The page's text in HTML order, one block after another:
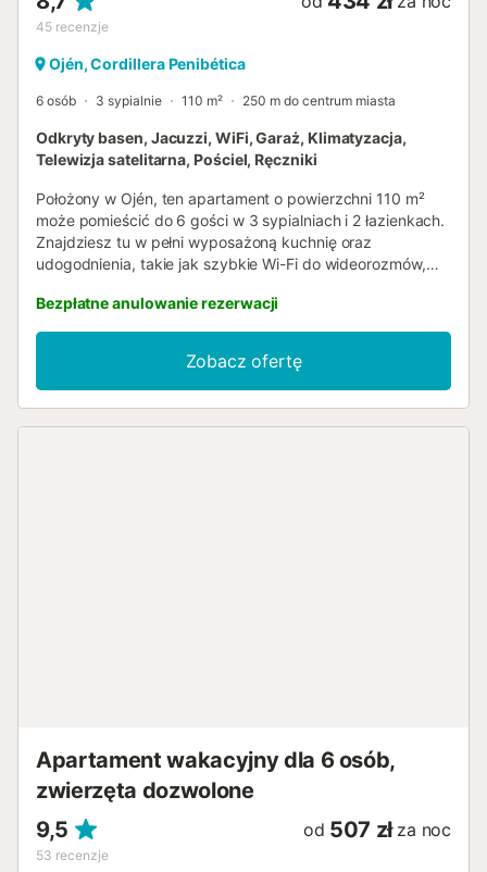
45 recenzje
Ojén, Cordillera Penibética
6 osób 3 sypialnie 110 m² 250 m do centrum miasta
Odkryty basen, Jacuzzi, WiFi, Garaż, Klimatyzacja,
Telewizja satelitarna, Pościel, Ręczniki
Położony w Ojén, ten apartament o powierzchni 110 m²
może pomieścić do 6 gości w 3 sypialniach i 2 łazienkach.
Znajdziesz tu w pełni wyposażoną kuchnię oraz
udogodnienia, takie jak szybkie Wi-Fi do wideorozmów,
pralkę, wentylator oraz wideo na żądanie. Dodatkowe
udogodnienia to samodzielne zameldowanie, prywatna
winda oraz dostępne łóżeczko dla dziecka. Wyjdź na
zewnątrz, aby cieszyć się 4 prywatnymi balkonami z
zapierającymi dech w piersiach widokami na morze i góry.
Bezpłatne anulowanie rezerwacji
Zobacz ofertę
Apartament wakacyjny dla 6 osób,
zwierzęta dozwolone
9,5
53 recenzje
od 507 zł za noc